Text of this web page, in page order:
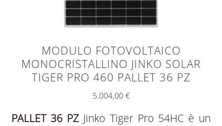
MODULO FOTOVOLTAICO
MONOCRISTALLINO JINKO SOLAR
TIGER PRO 460 PALLET 36 PZ
5.004,00€
PALLET 36 PZJinko Tiger Pro 54HC è un